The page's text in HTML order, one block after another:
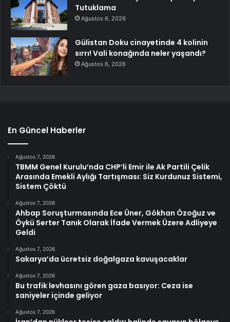
Tutuklama
Ağustos 6, 2026
Gülistan Doku cinayetinde 4 kolinin
sırrı! Vali konağında neler yaşandı?
Ağustos 6, 2026
En Güncel Haberler
Ağustos 7, 2026
TBMM Genel Kurulu’nda CHP’li Emir ile Ak Partili Çelik
Arasında Emekli Aylığı Tartışması: Siz Kurdunuz Sistemi,
Sistem Çöktü
Ağustos 7, 2026
Ahbap Soruşturmasında Ece Üner, Gökhan Özoğuz ve
Öykü Serter Tanık Olarak İfade Vermek Üzere Adliyeye
Geldi
Ağustos 7, 2026
Sakarya’da ücretsiz doğalgaza kavuşacaklar
Ağustos 7, 2026
Bu trafik levhasını gören gaza basıyor: Ceza ise
saniyeler içinde geliyor
Ağustos 7, 2026